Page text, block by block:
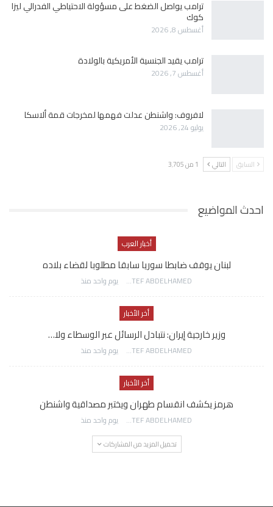
ترامب يواصل الضغط على مسؤولة الاحتياطي الفدرالي ليزا
كوك
أغسطس 8, 2026
ترامب يقيد الجنسية الأمريكية بالولادة
أغسطس 7, 2026
لافروف: واشنطن عدلت فهمها لمخرجات قمة ألاسكا
يوليو 24, 2026
السابق التالي 1 من 3٬705
احدث المواضيع
أخبار العرب
لبنان يوقف ضابطا سوريا سابقا مطلوبا لقضاء بلاده
AWATEF ABDELHAMED يوم واحد منذ
أخر الأخبار
وزير خارجية إيران: نتبادل الرسائل عبر الوسطاء ولا…
AWATEF ABDELHAMED يوم واحد منذ
أخر الأخبار
هرمز يكشف انقسام طهران ويختبر مصداقية واشنطن
AWATEF ABDELHAMED يوم واحد منذ
تحميل المزيد من المشاركات